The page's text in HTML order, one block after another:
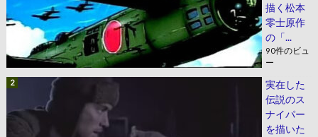
描く松本
零士原作
の「...
90件のビュ
ー
実在した
伝説のス
ナイパー
を描いた